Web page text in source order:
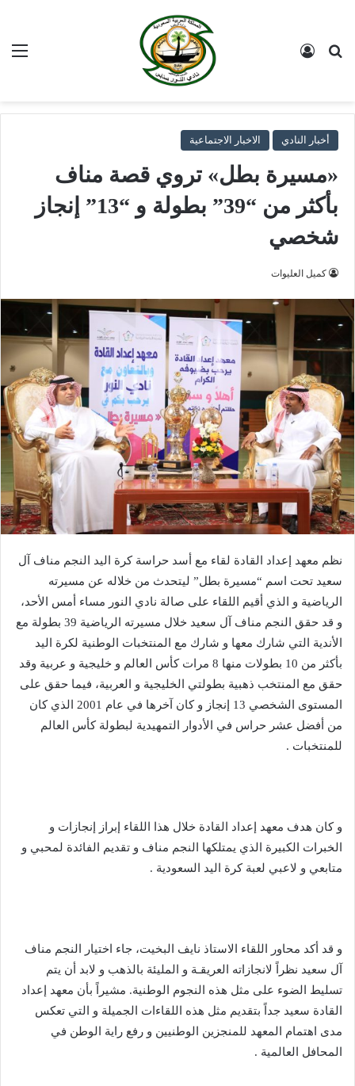
بحث عن
أخبار النادي الاخبار الاجتماعية
«مسيرة بطل» تروي قصة مناف
بأكثر من “39” بطولة و “13” إنجاز
شخصي
كميل العليوات
نظم معهد إعداد القادة لقاء مع أسد حراسة كرة اليد النجم مناف آل
سعيد تحت اسم “مسيرة بطل” ليتحدث من خلاله عن مسيرته
الرياضية و الذي أقيم اللقاء على صالة نادي النور مساء أمس الأحد،
و قد حقق النجم مناف آل سعيد خلال مسيرته الرياضية 39 بطولة مع
الأندية التي شارك معها و شارك مع المنتخبات الوطنية لكرة اليد
بأكثر من 10 بطولات منها 8 مرات كأس العالم و خليجية و عربية وقد
حقق مع المنتخب ذهبية بطولتي الخليجية و العربية، فيما حقق على
المستوى الشخصي 13 إنجاز و كان آخرها في عام 2001 الذي كان
من أفضل عشر حراس في الأدوار التمهيدية لبطولة كأس العالم
للمنتخبات .
و كان هدف معهد إعداد القادة خلال هذا اللقاء إبراز إنجازات و
الخبرات الكبيرة الذي يمتلكها النجم مناف و تقديم الفائدة لمحبي و
متابعي و لاعبي لعبة كرة اليد السعودية .
و قد أكد محاور اللقاء الاستاذ نايف البخيت، جاء اختيار النجم مناف
آل سعيد نظراً لانجازاته العريقـة و المليئة بالذهب و لابد أن يتم
تسليط الضوء على مثل هذه النجوم الوطنية. مشيراً بأن معهد إعداد
القادة سعيد جداً بتقديم مثل هذه اللقاءات الجميلة و التي تعكس
مدى اهتمام المعهد للمنجزين الوطنيين و رفع راية الوطن في
المحافل العالمية .